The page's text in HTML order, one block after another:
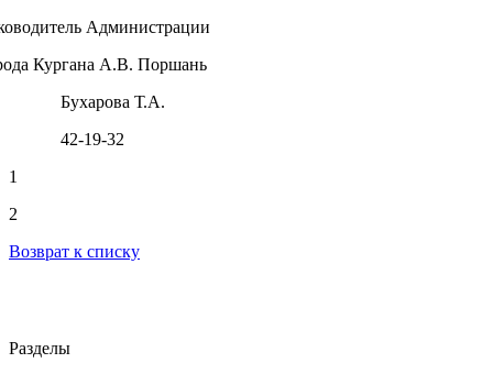
Администрации
Кургана А.В. Поршань
Бухарова Т.А.
42-19-32
1
2
Возврат к списку
Разделы